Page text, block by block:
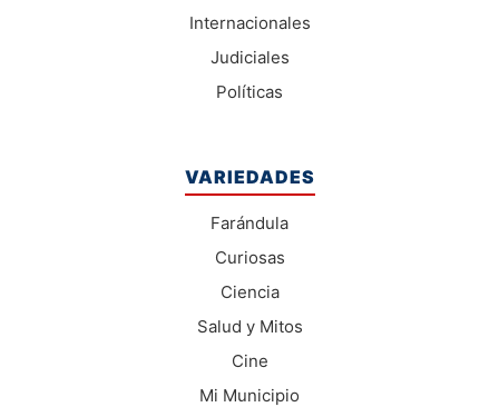
Internacionales
Judiciales
Políticas
VARIEDADES
Farándula
Curiosas
Ciencia
Salud y Mitos
Cine
Mi Municipio